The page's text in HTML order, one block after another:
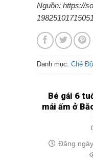
Nguồn: https://
Danh mục: Chế
Bé gái 6
mái ấm ở
Đăng